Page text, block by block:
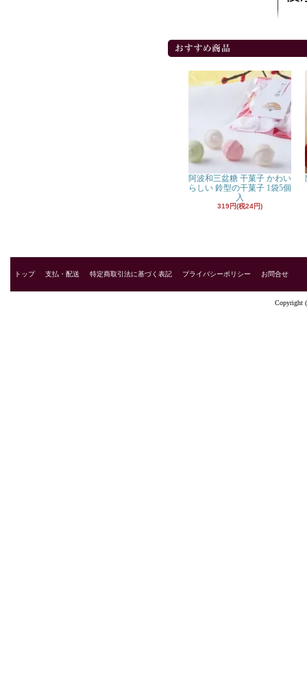
阿波和三盆糖 干菓子 かわい
らしい 鈴型の干菓子 1袋5個
入
319円(税24円)
トップ 支払・配送 特定商取引法に基づく表記 プライバシーポリシー お問合せ
Copyright